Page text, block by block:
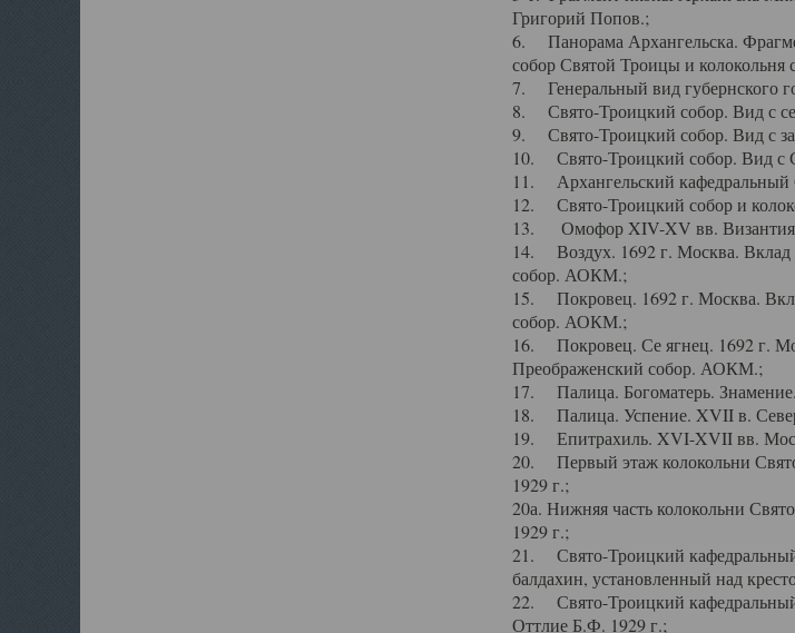
Григорий Попов.;
6. Панорама Архангельска.
собор Святой Троицы и колокольня
7. Генеральный вид губернского
8. Свято-Троицкий собор. Вид с
9. Свято-Троицкий собор. Вид с
10. Свято-Троицкий собор. Вид с
11. Архангельский кафедральный
12. Свято-Троицкий собор и
13. Омофор XIV-XV вв.
14. Воздух. 1692 г. Москва. Вклад
собор. АОКМ.;
15. Покровец. 1692 г. Москва.
собор. АОКМ.;
16. Покровец. Се ягнец. 1692 г.
Преображенский собор. АОКМ.;
17. Палица. Богоматерь.
18. Палица. Успение. XVII в.
19. Епитрахиль. XVI-XVII вв.
20. Первый этаж колокольни
1929 г.;
20а. Нижняя часть колокольни
1929 г.;
21. Свято-Троицкий
балдахин, установленный над
22. Свято-Троицкий кафедральный
Оттлие Б.Ф. 1929 г.;